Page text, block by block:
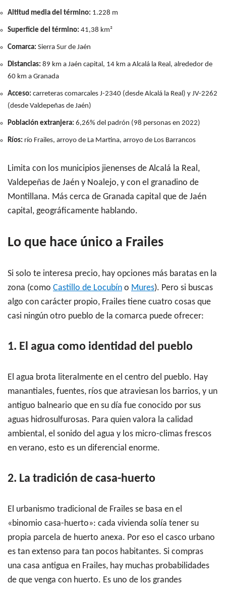
Altitud media del término: 1.228 m
Superficie del término: 41,38 km²
Comarca: Sierra Sur de Jaén
Distancias: 89 km a Jaén capital, 14 km a Alcalá la Real, alrededor de
60 km a Granada
Acceso: carreteras comarcales J-2340 (desde Alcalá la Real) y JV-2262
(desde Valdepeñas de Jaén)
Población extranjera: 6,26% del padrón (98 personas en 2022)
Ríos: río Frailes, arroyo de La Martina, arroyo de Los Barrancos
Limita con los municipios jienenses de Alcalá la Real,
Valdepeñas de Jaén y Noalejo, y con el granadino de
Montillana. Más cerca de Granada capital que de Jaén
capital, geográficamente hablando.
Lo que hace único a Frailes
Si solo te interesa precio, hay opciones más baratas en la
zona (como Castillo de Locubín o Mures). Pero si buscas
algo con carácter propio, Frailes tiene cuatro cosas que
casi ningún otro pueblo de la comarca puede ofrecer:
1. El agua como identidad del pueblo
El agua brota literalmente en el centro del pueblo. Hay
manantiales, fuentes, ríos que atraviesan los barrios, y un
antiguo balneario que en su día fue conocido por sus
aguas hidrosulfurosas. Para quien valora la calidad
ambiental, el sonido del agua y los micro-climas frescos
en verano, esto es un diferencial enorme.
2. La tradición de casa-huerto
El urbanismo tradicional de Frailes se basa en el
«binomio casa-huerto»: cada vivienda solía tener su
propia parcela de huerto anexa. Por eso el casco urbano
es tan extenso para tan pocos habitantes. Si compras
una casa antigua en Frailes, hay muchas probabilidades
de que venga con huerto. Es uno de los grandes